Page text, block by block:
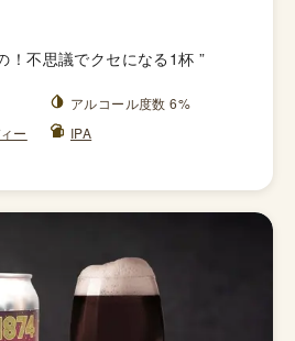
！不思議でクセになる1杯 ”
アルコール度数 6%
ー
IPA